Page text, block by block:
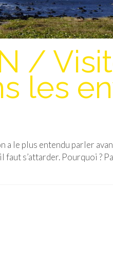
/
les
le plus entendu parler
s’attarder. Pourquoi ?